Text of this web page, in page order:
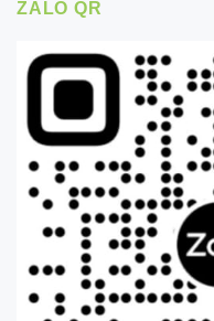
ZALO QR